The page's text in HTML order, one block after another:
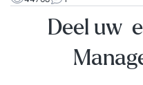
Deel uw